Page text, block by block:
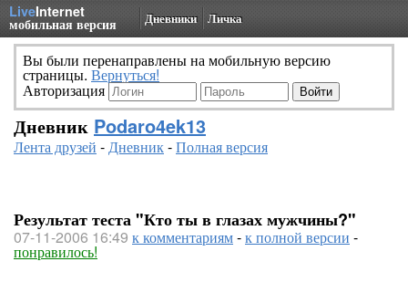
LiveInternet
мобильная версия Дневники Личка
Вы были перенаправлены на мобильную версию
страницы. Вернуться!
Авторизация
Дневник Podaro4ek13
Лента друзей -Дневник-Полная версия
Результат теста "Кто ты в глазах мужчины?"
07-11-2006 16:49 к комментариям-к полной версии -
понравилось!